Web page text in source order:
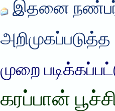
இதனை
அறிமுகப்படுத்த
முறை
கரப்பான்